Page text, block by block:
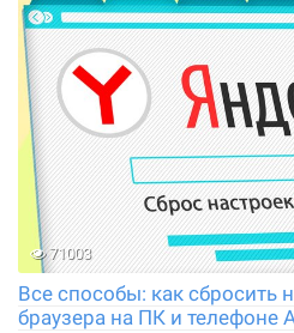
71003
Все способы: как сбросить
браузера на ПК и телефоне